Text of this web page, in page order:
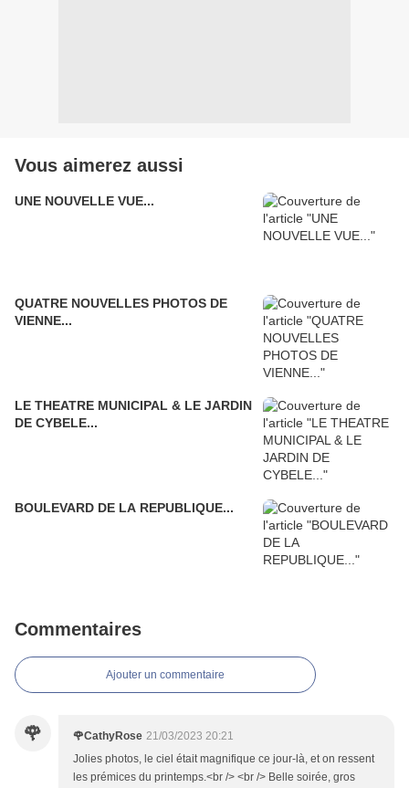
Vous aimerez aussi
UNE NOUVELLE VUE...
QUATRE NOUVELLES PHOTOS DE
VIENNE...
LE THEATRE MUNICIPAL & LE JARDIN
DE CYBELE...
BOULEVARD DE LA REPUBLIQUE...
Commentaires
Ajouter un commentaire
🌹 🌹CathyRose 21/03/2023 20:21
Jolies photos, le ciel était magnifique ce jour-là, et on ressent
les prémices du printemps.<br /> <br /> Belle soirée, gros